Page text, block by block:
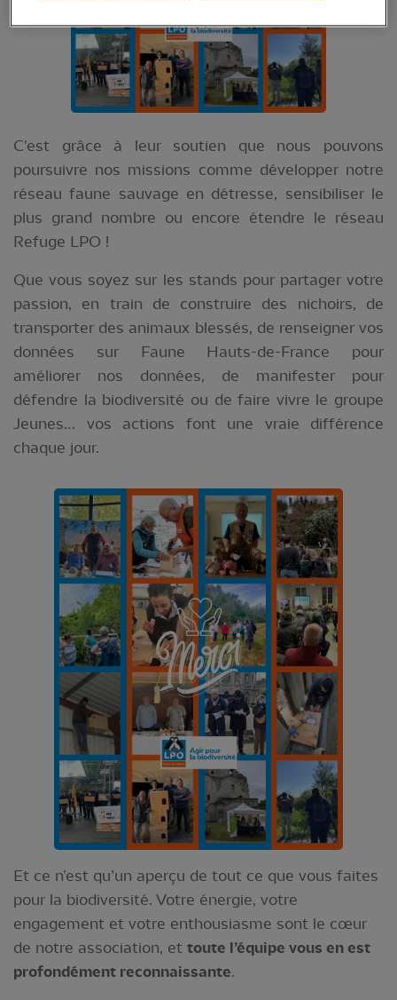
C'est grâce à leur soutien que nous pouvons
poursuivre nos missions comme développer notre
réseau faune sauvage en détresse, sensibiliser le
plus grand nombre ou encore étendre le réseau
Refuge LPO !
Que vous soyez sur les stands pour partager votre
passion, en train de construire des nichoirs, de
transporter des animaux blessés, de renseigner vos
données sur Faune Hauts-de-France pour
améliorer nos données, de manifester pour
défendre la biodiversité ou de faire vivre le groupe
Jeunes… vos actions font une vraie différence
chaque jour.
Et ce n’est qu’un aperçu de tout ce que vous faites
pour la biodiversité. Votre énergie, votre
engagement et votre enthousiasme sont le cœur
de notre association, et toute l’équipe vous en est
profondément reconnaissante.